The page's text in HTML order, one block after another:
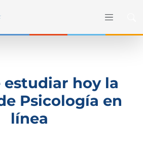
estudiar hoy la
Psicología en
línea